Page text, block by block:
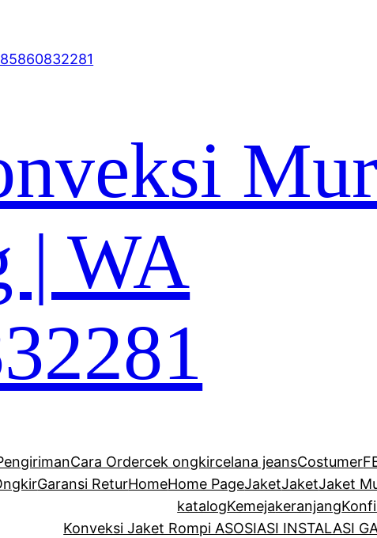
| WA
Cara Ordercek ongkircelana jeansCostumer
Garansi ReturHomeHome PageJaketJaketJaket
katalogKemejakeranjang
Konveksi Jaket Rompi ASOSIASI INSTALASI